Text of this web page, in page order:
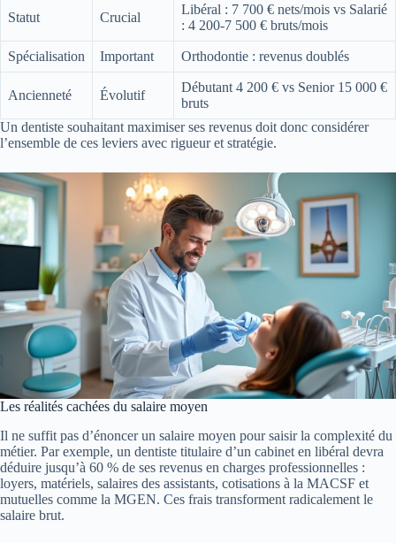
Statut Crucial
Libéral : 7 700 € nets/mois vs Salarié
: 4 200-7 500 € bruts/mois
Spécialisation Important Orthodontie : revenus doublés
Ancienneté Évolutif
Débutant 4 200 € vs Senior 15 000 €
bruts
Un dentiste souhaitant maximiser ses revenus doit donc considérer
l’ensemble de ces leviers avec rigueur et stratégie.
Les réalités cachées du salaire moyen
Il ne suffit pas d’énoncer un salaire moyen pour saisir la complexité du
métier. Par exemple, un dentiste titulaire d’un cabinet en libéral devra
déduire jusqu’à 60 % de ses revenus en charges professionnelles :
loyers, matériels, salaires des assistants, cotisations à la MACSF et
mutuelles comme la MGEN. Ces frais transforment radicalement le
salaire brut.